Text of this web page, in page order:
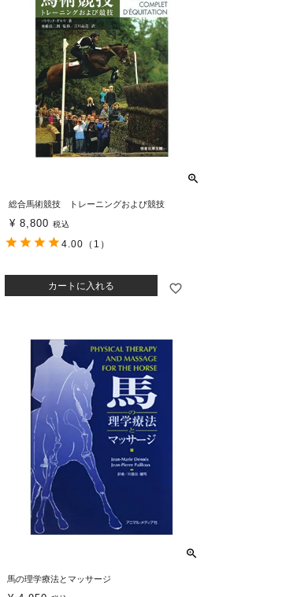
総合馬術競技 トレーニングおよび競技
¥ 8,800 税込
カートに入れる
4.00 （1）
馬の理学療法とマッサージ